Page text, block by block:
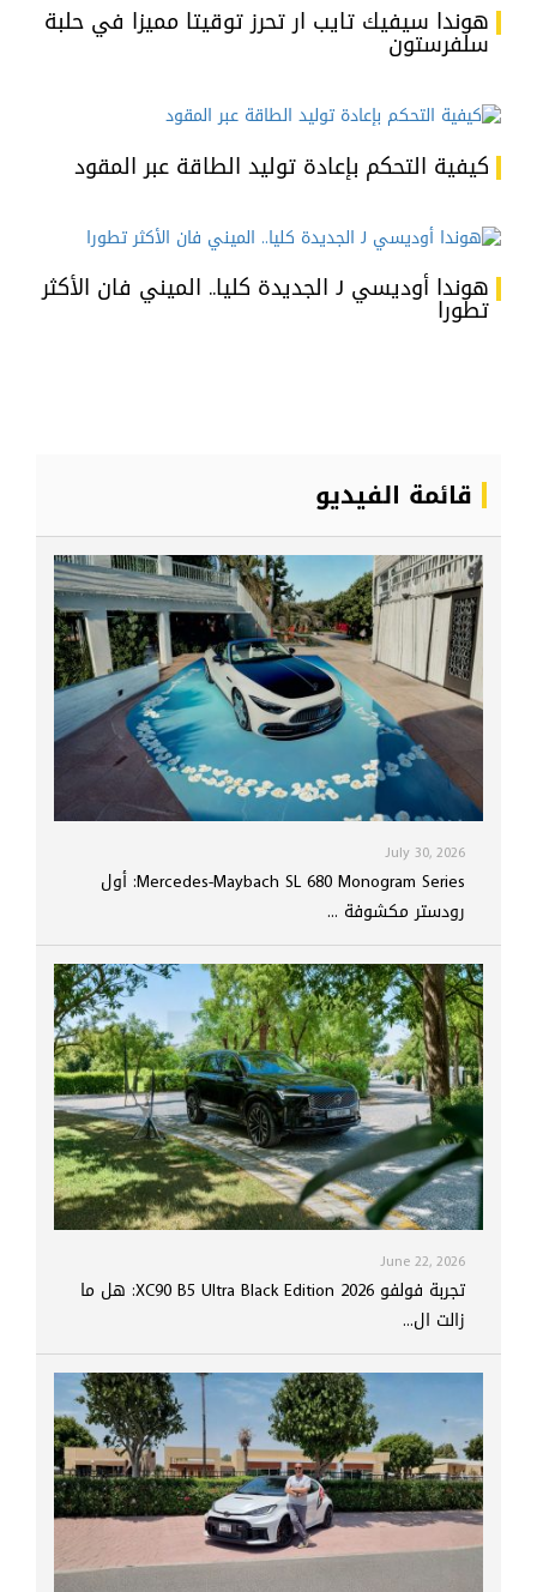
هوندا سيفيك تايب ار تحرز توقيتا مميزا في حلبة
سلفرستون
كيفية التحكم بإعادة توليد الطاقة عبر المقود
هوندا أوديسي J الجديدة كليا.. الميني فان الأكثر
تطورا
قائمة الفيديو
July 30, 2026
Mercedes-Maybach SL 680 Monogram Series: أول
رودستر مكشوفة ...
June 22, 2026
تجربة فولفو XC90 B5 Ultra Black Edition 2026: هل ما
زالت ال...